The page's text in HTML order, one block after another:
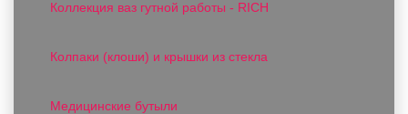
Коллекция ваз гутной работы - RICH
Колпаки (клоши) и крышки из стекла
Медицинские бутыли